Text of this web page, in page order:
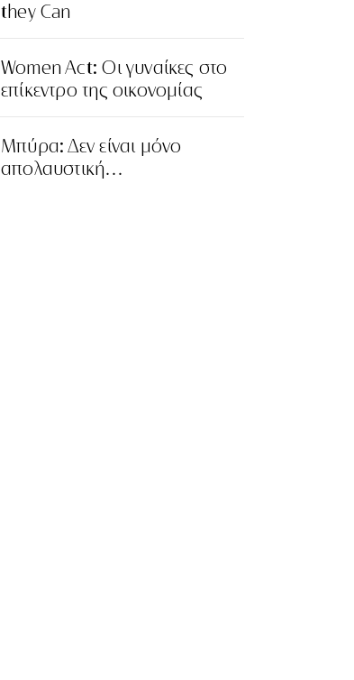
they Can
Women Act: Οι γυναίκες στο
επίκεντρο της οικονομίας
Μπύρα: Δεν είναι μόνο
απολαυστική…